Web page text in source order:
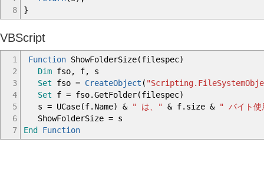
8
}
VBScript
1
2
3
4
5
6
7
Function ShowFolderSize(filespec)
Dim fso, f, s
Set fso = CreateObject (
Set f = fso.GetFolder(filespec)
s = UCase(f.Name) & " は、" & f.size & " バイト使
ShowFolderSize = s
End Function